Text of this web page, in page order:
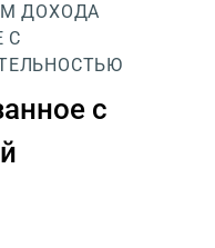
ДОХОДА
С
с